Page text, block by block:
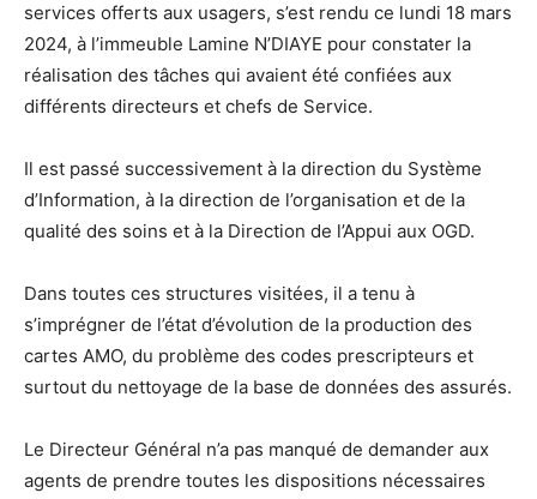
services offerts aux usagers, s’est rendu ce lundi 18 mars
2024, à l’immeuble Lamine N’DIAYE pour constater la
réalisation des tâches qui avaient été confiées aux
différents directeurs et chefs de Service.
Il est passé successivement à la direction du Système
d’Information, à la direction de l’organisation et de la
qualité des soins et à la Direction de l’Appui aux OGD.
Dans toutes ces structures visitées, il a tenu à
s’imprégner de l’état d’évolution de la production des
cartes AMO, du problème des codes prescripteurs et
surtout du nettoyage de la base de données des assurés.
Le Directeur Général n’a pas manqué de demander aux
agents de prendre toutes les dispositions nécessaires